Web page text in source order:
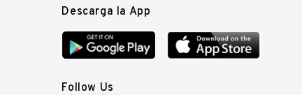
Descarga la App
Follow Us